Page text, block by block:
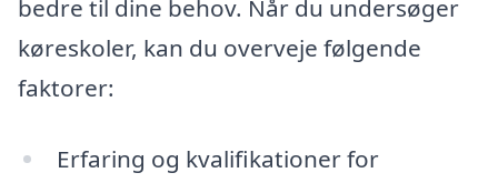
bedre til dine behov. Når du undersøger
køreskoler, kan du overveje følgende
faktorer:
Erfaring og kvalifikationer for